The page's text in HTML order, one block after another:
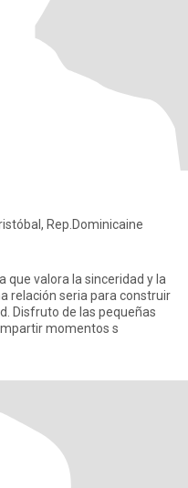
Rep.Dominicaine
que valora la sinceridad y la
relación seria para construir
Disfruto de las pequeñas
momentos s